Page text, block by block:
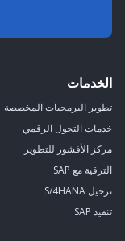
الخدمات
تطوير البرمجيات المخصصة
خدمات التحول الرقمي
مركز الأفشور للتطوير
الترقية مع SAP
ترحيل S/4HANA
تنفيذ SAP